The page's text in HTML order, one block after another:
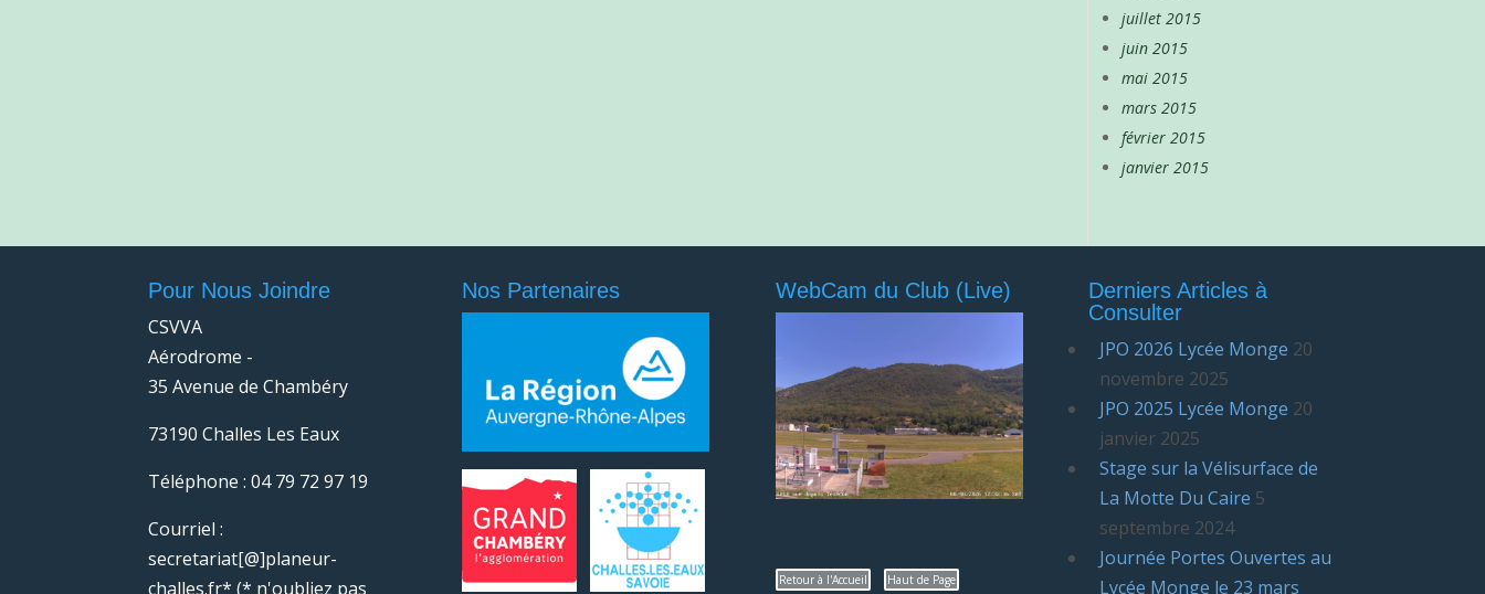
juillet 2015
juin 2015
mai 2015
mars 2015
février 2015
janvier 2015
Pour Nous Joindre
CSVVA
Aérodrome -
35 Avenue de Chambéry
73190 Challes Les Eaux
Téléphone : 04 79 72 97 19
Courriel :
secretariat[@]planeur-
challes.fr* (* n'oubliez pas
Nos Partenaires WebCam du Club (Live)
Retour à l'Accueil Haut de Page
Derniers Articles à
Consulter
JPO 2026 Lycée Monge 20
novembre 2025
JPO 2025 Lycée Monge 20
janvier 2025
Stage sur la Vélisurface de
La Motte Du Caire 5
septembre 2024
Journée Portes Ouvertes au
Lycée Monge le 23 mars